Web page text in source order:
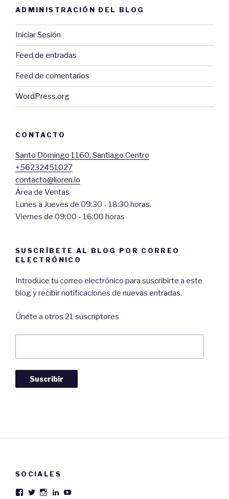
ADMINISTRACIÓN DEL BLOG
Iniciar Sesión
Feed de entradas
Feed de comentarios
WordPress.org
CONTACTO
Santo Domingo 1160, Santiago Centro
+56232451027
contacto@lioren.io
Área de Ventas
Lunes a Jueves de 09:30 - 18:30 horas.
Viernes de 09:00 - 16:00 horas
SUSCRÍBETE AL BLOG POR CORREO
ELECTRÓNICO
Introduce tu correo electrónico para suscribirte a este
blog y recibir notificaciones de nuevas entradas.
Únete a otros 21 suscriptores
Suscribir
SOCIALES
VerVer Ver Ver